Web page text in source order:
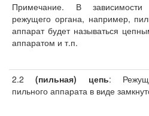
Примечание. В
режущего органа, например,
аппарат будет называться
аппаратом и т.п.
2.2(пильная) цепь:
пильного аппарата в виде